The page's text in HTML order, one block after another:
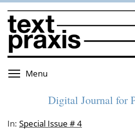
Skip
to
main
content
Menu
Digital Journal for
In: Special Issue # 4